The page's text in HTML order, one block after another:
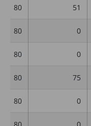
51
80
0
80
0
80
75
80
0
80